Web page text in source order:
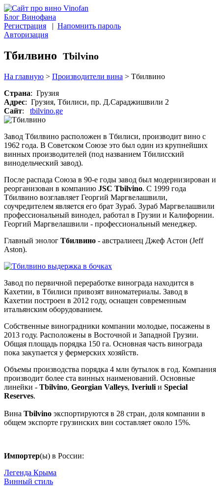
Блог Винофана
Регистрация | Напомнить пароль
Авторизация
Тбилвино Tbilvino
На главную > Производители вина > Тбилвино
Страна: Грузия
Адрес: Грузия, Тбилиси, пр. Д.Сараджишвили 2
Сайт: tbilvino.ge
Завод Тбилвино расположен в Тбилиси, производит вино с
1962 года. В Советском Союзе это был один из крупнейших
винных производителей (под названием Тбилисский
винодельческий завод).
После распада Союза в 90-е годы завод был модернизирован и
реорганизован в компанию JSC Tbilvino. С 1999 года
Тбилвино возглавляет Георгий Маргвелашвили,
соучредителем является его брат Зураб. Зураб Маргвелашвили
профессиональный винодел, работал в Грузии и Калифорнии.
Георгий Маргвелашвили - профессиональный менеджер.
Главный энолог Тбилвино - австралиеец Джеф Астон (Jeff
Aston).
Завод по первичной переработке винограда находится в
Кахетии, в Тбилиси привозят виноматериалы. Завод в
Кахетии построен в 2012 году, оснащен современным
итальянским оборудованием.
Собственные виноградники компании молодые, посажены в
2013 году. Расположены в Восточной и Западной Грузии.
Общая площадь порядка 150 га. Основная часть винограда
пока закупается у фермерских хозяйств.
Объемы производства порядка 4 млн бутылок в год. Компания
производит более ста винных наименований. Основные
линейки - Tbilvino, Georgian Valleys, Iveriuli и Special
Reserves.
Вина Tbilvino экспортируются в 28 стран, доля компании в
общем экспорте грузинских вин составляет около 15%.
Импортер(ы) в России:
Легенда Крыма
Винный стиль